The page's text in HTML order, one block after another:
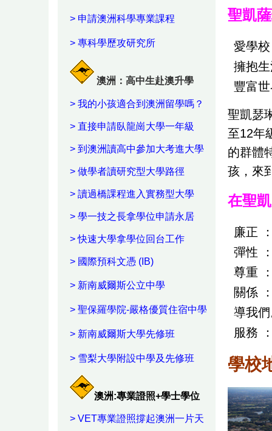
> 申請澳洲科學專業課程
> 專科學歷攻研究所
澳洲：高中生赴澳升學
> 我的小孩適合到澳洲留學嗎？
> 直接申請臥龍崗大學一年級
> 到澳洲讀高中參加大考進大學
> 做學者讀研究型大學路徑
> 讀過橋課程進入實務型大學
> 學一技之長拿學位申請永居
>快速大學拿學位回台工作
> 國際預科文憑 (IB)
> 新南威爾斯公立中學
> 聖保羅學院-嚴格優質住宿中學
> 新南威爾斯大學先修班
> 雪梨大學附設中學及先修班
澳洲:專業證照+學士學位
> VET專業證照撐起澳洲一片天
聖凱
愛學校
擁抱
豐富
聖凱瑟
至12年
的群體
孩，來
在聖
廉正
彈性
尊重
關係
導我
服務
學校